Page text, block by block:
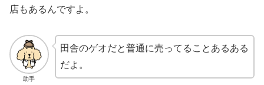
店もあるんですよ。
助手
田舎のゲオだと普通に売ってることあるある
だよ。